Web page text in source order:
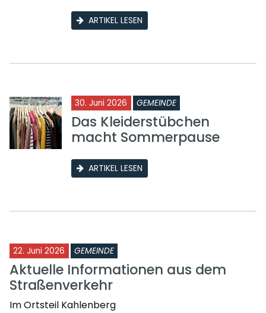
ARTIKEL LESEN
30. Juni 2026 GEMEINDE
Das Kleiderstübchen
macht Sommerpause
ARTIKEL LESEN
22. Juni 2026 GEMEINDE
Aktuelle Informationen aus dem
Straßenverkehr
Im Ortsteil Kahlenberg